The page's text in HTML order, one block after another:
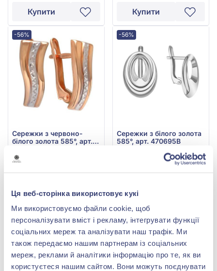
Ця веб-сторінка використовує кукі
Ми використовуємо файли cookie, щоб
персоналізувати вміст і рекламу, інтегрувати функції
соціальних мереж та аналізувати наш трафік. Ми
також передаємо нашим партнерам із соціальних
мереж, реклами й аналітики інформацію про те, як ви
користуєтеся нашим сайтом. Вони можуть поєднувати
Купити Купити
-56%
Сережки з червоно-
білого золота 585°, арт.
9 610,92 грн
Купити
-56%
Сережки з білого золота
585°, арт. 470695В
23 706,94 грн
Купити
-56%